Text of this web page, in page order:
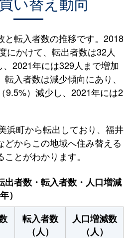
と転入者数の推移です。2018
にかけて、転出者数は32人
、2021年には329人まで増加
入者数は減少傾向にあり、
9.5%）減少し、2021年には2
浜町から転出しており、福井
どからこの地域へ住み替える
とがわかります。
出者数・転入者数・人口増減
）
転入者数
（人）
人口増減数
（人）